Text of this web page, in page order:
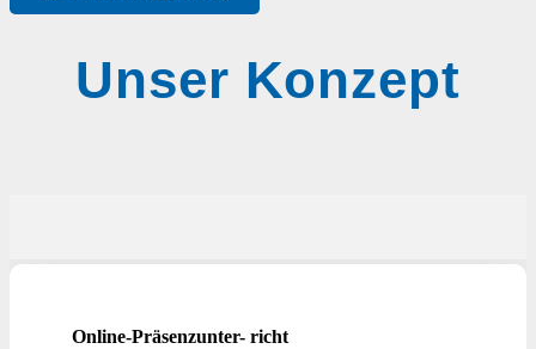
Unser Konzept
Online-Präsenzunter- richt